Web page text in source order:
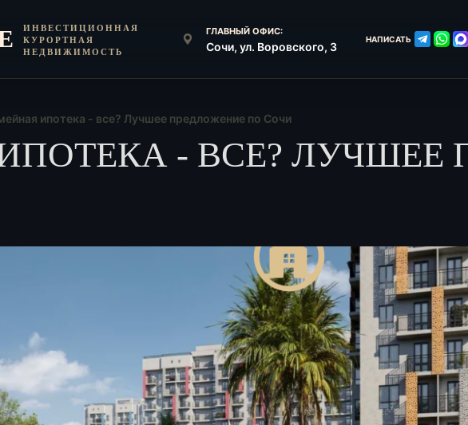
ИНВЕСТИЦИОННАЯ
КУРОРТНАЯ
НЕДВИЖИМОСТЬ
ГЛАВНЫЙ ОФИС:
Сочи, ул. Воровского, 3
НАПИСАТЬ
ипотека - все? Лучшее предложение по Сочи
- ВСЕ? ЛУЧШЕЕ